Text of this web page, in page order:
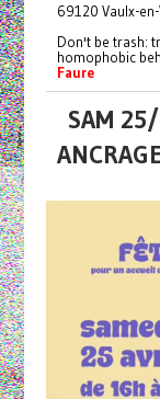
69120 Vaulx-
Don't be trash:
homophobic
Faure
SAM